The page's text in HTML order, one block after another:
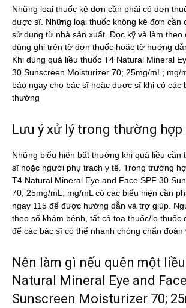
Những loại thuốc kê đơn cần phải có đơn
dược sĩ. Những loại thuốc không kê đơn cần
sử dụng từ nhà sản xuất. Đọc kỹ và làm theo
dùng ghi trên tờ đơn thuốc hoặc tờ hướng
Khi dùng quá liều thuốc T4 Natural Mineral
30 Sunscreen Moisturizer 70; 25mg/mL; mg/
báo ngay cho bác sĩ hoặc dược sĩ khi có các
thường
Lưu ý xử lý trong thường hợp
Những biểu hiện bất thường khi quá liều cần
sĩ hoặc người phụ trách y tế. Trong trường
T4 Natural Mineral Eye and Face SPF 30
70; 25mg/mL; mg/mL có các biểu hiện cần
ngay 115 để được hướng dẫn và trợ giúp.
theo sổ khám bệnh, tất cả toa thuốc/lọ thuốc
để các bác sĩ có thể nhanh chóng chẩn đoán
Nên làm gì nếu quên một
Natural Mineral Eye and
Sunscreen Moisturizer 70;